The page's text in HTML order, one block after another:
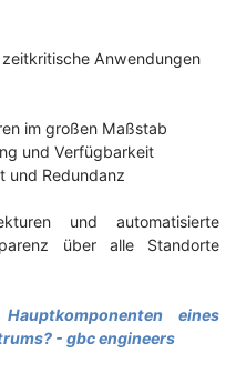
Anwendungen
im großen Maßstab
und Verfügbarkeit
und Redundanz
und automatisierte
über alle Standorte
eines
- gbc engineers